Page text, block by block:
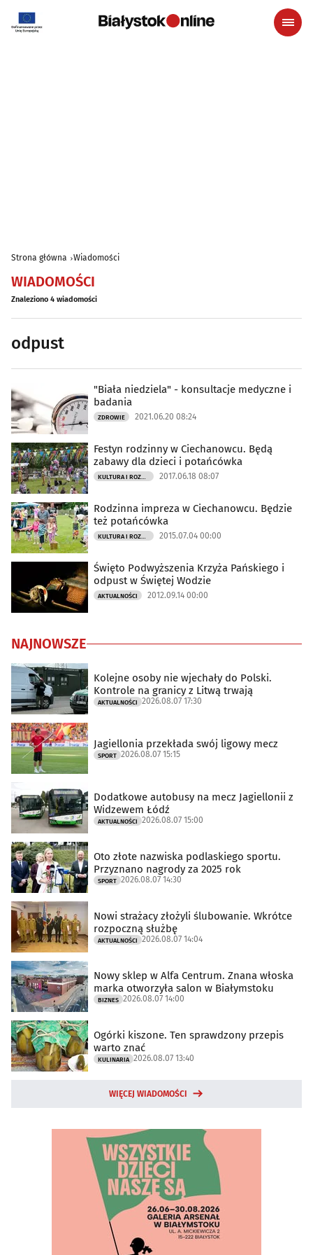
Strona główna Wiadomości
WIADOMOŚCI
Znaleziono 4 wiadomości
odpust
"Biała niedziela" - konsultacje medyczne i
badania
ZDROWIE 2021.06.20 08:24
Festyn rodzinny w Ciechanowcu. Będą
zabawy dla dzieci i potańcówka
KULTURA I ROZRYWKA 2017.06.18 08:07
Rodzinna impreza w Ciechanowcu. Będzie
też potańcówka
KULTURA I ROZRYWKA 2015.07.04 00:00
Święto Podwyższenia Krzyża Pańskiego i
odpust w Świętej Wodzie
AKTUALNOŚCI 2012.09.14 00:00
NAJNOWSZE
Kolejne osoby nie wjechały do Polski.
Kontrole na granicy z Litwą trwają
AKTUALNOŚCI 2026.08.07 17:30
Jagiellonia przekłada swój ligowy mecz
SPORT 2026.08.07 15:15
Dodatkowe autobusy na mecz Jagiellonii z
Widzewem Łódź
AKTUALNOŚCI 2026.08.07 15:00
Oto złote nazwiska podlaskiego sportu.
Przyznano nagrody za 2025 rok
SPORT 2026.08.07 14:30
Nowi strażacy złożyli ślubowanie. Wkrótce
rozpoczną służbę
AKTUALNOŚCI 2026.08.07 14:04
Nowy sklep w Alfa Centrum. Znana włoska
marka otworzyła salon w Białymstoku
BIZNES 2026.08.07 14:00
Ogórki kiszone. Ten sprawdzony przepis
warto znać
KULINARIA 2026.08.07 13:40
WIĘCEJ WIADOMOŚCI